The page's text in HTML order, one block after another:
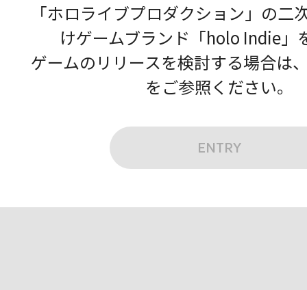
「ホロライブプロダクション」の二
けゲームブランド「holo Indie」
ゲームのリリースを検討する場合は
をご参照ください。
ENTRY